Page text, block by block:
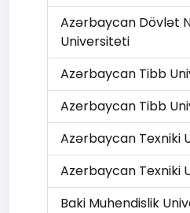
Azərbaycan Dövlət
Universiteti
Azərbaycan Tibb
Azerbaycan Tibb
Azərbaycan Texniki
Azerbaycan Texniki
Baki Muhendislik